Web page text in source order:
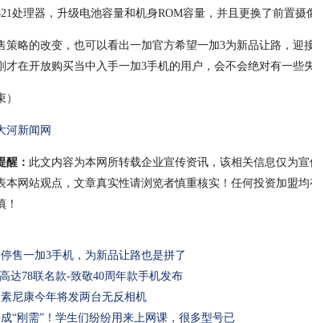
处理器，升级电池容量和机身ROM容量，并且更换了前置摄
策略的改变，也可以看出一加官方希望一加3为新品让路，迎
才在开放购买当中入手一加3手机的用户，会不会绝对有一些
）
河新闻网
醒： 此文内容为本网所转载企业宣传资讯，该相关信息仅为
本网站观点，文章真实性请浏览者慎重核实！任何投资加盟
！
售一加3手机，为新品让路也是拼了
达78联名款-致敬40周年款手机发布
尼康今年将发两台无反相机
“刚需”！学生们纷纷用来上网课，很多型号已